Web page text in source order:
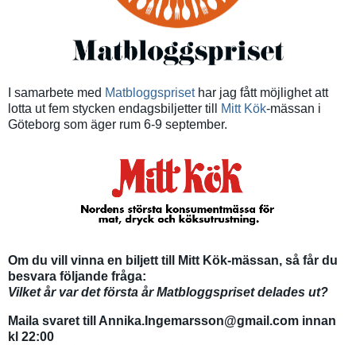
I samarbete med Matbloggsprisethar jag fått möjlighet att
lotta ut fem stycken endagsbiljetter till
Mitt Kök-mässan i
Göteborg som äger rum 6-9 september.
Om du vill vinna en biljett till Mitt Kök-mässan, så får du
besvara följande fråga:
Vilket år var det första år Matbloggspriset delades ut?
Maila svaret till Annika.Ingemarsson@gmail.com innan
kl 22:00